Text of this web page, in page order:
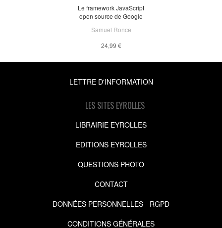
Le framework JavaScript
open source de Google
Samuel Ronce
24,99 €
LETTRE D'INFORMATION
LES SITES EYROLLES
LIBRAIRIE EYROLLES
EDITIONS EYROLLES
QUESTIONS PHOTO
CONTACT
DONNÉES PERSONNELLES - RGPD
CONDITIONS GÉNÉRALES